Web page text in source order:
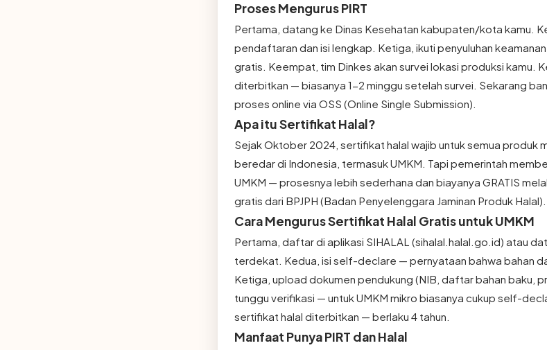
Proses Mengurus PIRT
Pertama, datang ke Dinas Kesehatan kabupaten/kota kamu.
pendaftaran dan isi lengkap. Ketiga, ikuti penyuluhan keamanan
gratis. Keempat, tim Dinkes akan survei lokasi produksi kamu.
diterbitkan — biasanya 1-2 minggu setelah survei. Sekarang
proses online via OSS (Online Single Submission).
Apa itu Sertifikat Halal?
Sejak Oktober 2024, sertifikat halal wajib untuk semua produk
beredar di Indonesia, termasuk UMKM. Tapi pemerintah
UMKM — prosesnya lebih sederhana dan biayanya GRATIS
gratis dari BPJPH (Badan Penyelenggara Jaminan Produk Halal).
Cara Mengurus Sertifikat Halal Gratis untuk UMKM
Pertama, daftar di aplikasi SIHALAL (sihalal.halal.go.id) atau
terdekat. Kedua, isi self-declare — pernyataan bahwa bahan
Ketiga, upload dokumen pendukung (NIB, daftar bahan baku,
tunggu verifikasi — untuk UMKM mikro biasanya cukup self-
sertifikat halal diterbitkan — berlaku 4 tahun.
Manfaat Punya PIRT dan Halal